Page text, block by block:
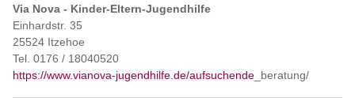
Via Nova - Kinder-Eltern-Jugendhilfe
Einhardstr. 35
25524 Itzehoe
Tel. 0176 / 18040520
https://www.vianova-jugendhilfe.de/aufsuchende _beratung/